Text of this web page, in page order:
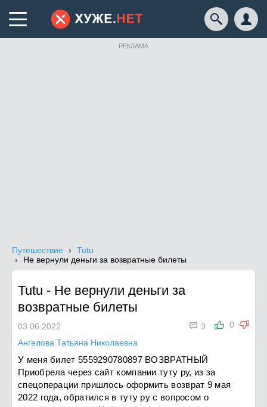
РЕКЛАМА
Путешествие
Tutu
Не вернули деньги за возвратные билеты
Tutu - Не вернули деньги за
возвратные билеты
0
 3
03.06.2022
Ангелова Татьяна Николаевна
У меня билет 5559290780897 ВОЗВРАТНЫЙ
Приобрела через сайт компании туту ру, из за
спецоперации пришлось оформить возврат 9 мая
2022 года, обратился в туту ру с вопросом о